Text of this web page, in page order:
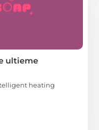
ultieme
heating